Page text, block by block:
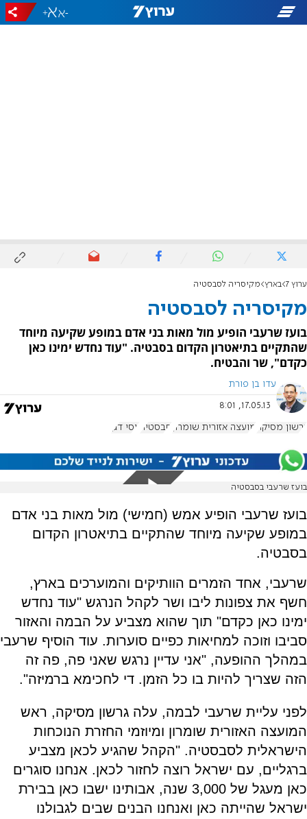
-
+
ערוץ 7 בארץ מקיסריה לסבסטיה
מקיסריה לסבסטיה
בועז שרעבי הופיע מול מאות בני אדם במופע שקיעה מיוחד
שהתקיים בתיאטרון הקדום בסבטיה. "עוד נחדש ימינו כאן
כקדם", שר והבטיח.
עדו בן פורת
17.05.13, 8:01
גרשון מסיקה מועצה אזורית שומרון סבסטיה יוסי דגן
בועז שרעבי בסבסטיה
בועז שרעבי הופיע אמש (חמישי) מול מאות בני אדם
במופע שקיעה מיוחד שהתקיים בתיאטרון הקדום
בסבטיה.
שרעבי, אחד הזמרים הוותיקים והמוערכים בארץ,
חשף את צפונות ליבו ושר לקהל הנרגש "עוד נחדש
ימינו כאן כקדם" תוך שהוא מצביע על הבמה והאזור
סביבו וזוכה למחיאות כפיים סוערות. עוד הוסיף שרעבי
במהלך ההופעה, "אני עדיין נרגש שאני פה, פה זה
הזה שצריך להיות בו כל הזמן. די לחכימא ברמיזה".
לפני עליית שרעבי לבמה, עלה גרשון מסיקה, ראש
המועצה האזורית שומרון ומיוזמי החזרת הנוכחות
הישראלית לסבסטיה. "הקהל שהגיע לכאן מצביע
ברגליים, עם ישראל רוצה לחזור לכאן. אנחנו סוגרים
כאן מעגל של 3,000 שנה, אבותינו ישבו כאן בבירת
ישראל שהייתה כאן ואנחנו הבנים שבים לגבולנו